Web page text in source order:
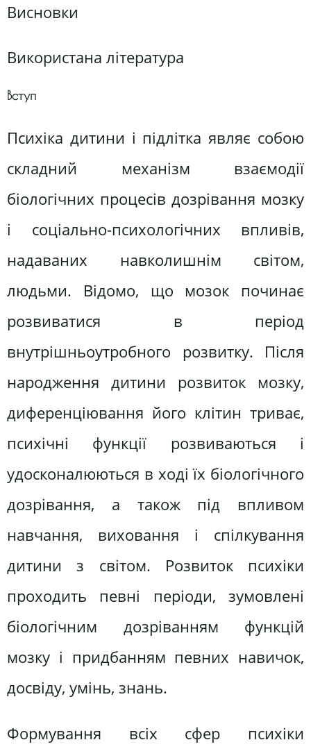
Висновки
Використана література
Вступ
Психіка дитини і підлітка являє собою
складний механізм взаємодії
біологічних процесів дозрівання мозку
і соціально-психологічних впливів,
надаваних навколишнім світом,
людьми. Відомо, що мозок починає
розвиватися в період
внутрішньоутробного розвитку. Після
народження дитини розвиток мозку,
диференціювання його клітин триває,
психічні функції розвиваються і
удосконалюються в ході їх біологічного
дозрівання, а також під впливом
навчання, виховання і спілкування
дитини з світом. Розвиток психіки
проходить певні періоди, зумовлені
біологічним дозріванням функцій
мозку і придбанням певних навичок,
досвіду, умінь, знань.
Формування всіх сфер психіки